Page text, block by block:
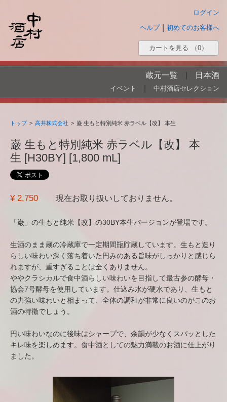
ログイン
初めてのお客様へ
ヘルプ
カートを見る （0）
蔵元一覧 日本酒
イベント 中村酒店セレクション
トップ > 高井株式会社 > 巌 生もと特別純米 赤ラベル【改】 本生
巌 生もと特別純米 赤ラベル【改】 本
生 [H30BY] [1,800 mL]
¥ 2,750 現在お取り扱いしておりません。
「巌」の生もと純米【改】の30BY本生バージョンが登場です。
生酒のまま蔵の冷蔵庫で一定期間瓶貯蔵しています。生もと造り
らしい味わい深く落ち着いた円みのある旨味がしっかりと感じら
れますが、重すぎることは全くありません。
ややクラシカルで食中酒らしい味わいを目指して最古参の酵母・
協会7号酵母を使用しています。仕込み水が硬水であり、生もと
の力強い味わいと相まって、全体の調和が非常に良いのがこのお
酒の特徴でしょう。
円い味わいなのに後味はシャープで、余韻が少なくスパッとした
キレ味を楽しめます。食中酒としての魅力満載のお酒に仕上がり
ました。